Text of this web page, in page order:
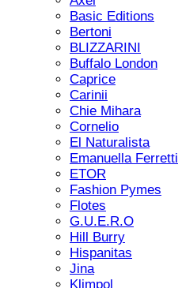
Basic Editions
Bertoni
BLIZZARINI
Buffalo London
Caprice
Carinii
Chie Mihara
Cornelio
El Naturalista
Emanuella Ferretti
ETOR
Fashion Pymes
Flotes
G.U.E.R.O
Hill Burry
Hispanitas
Jina
Klimpol